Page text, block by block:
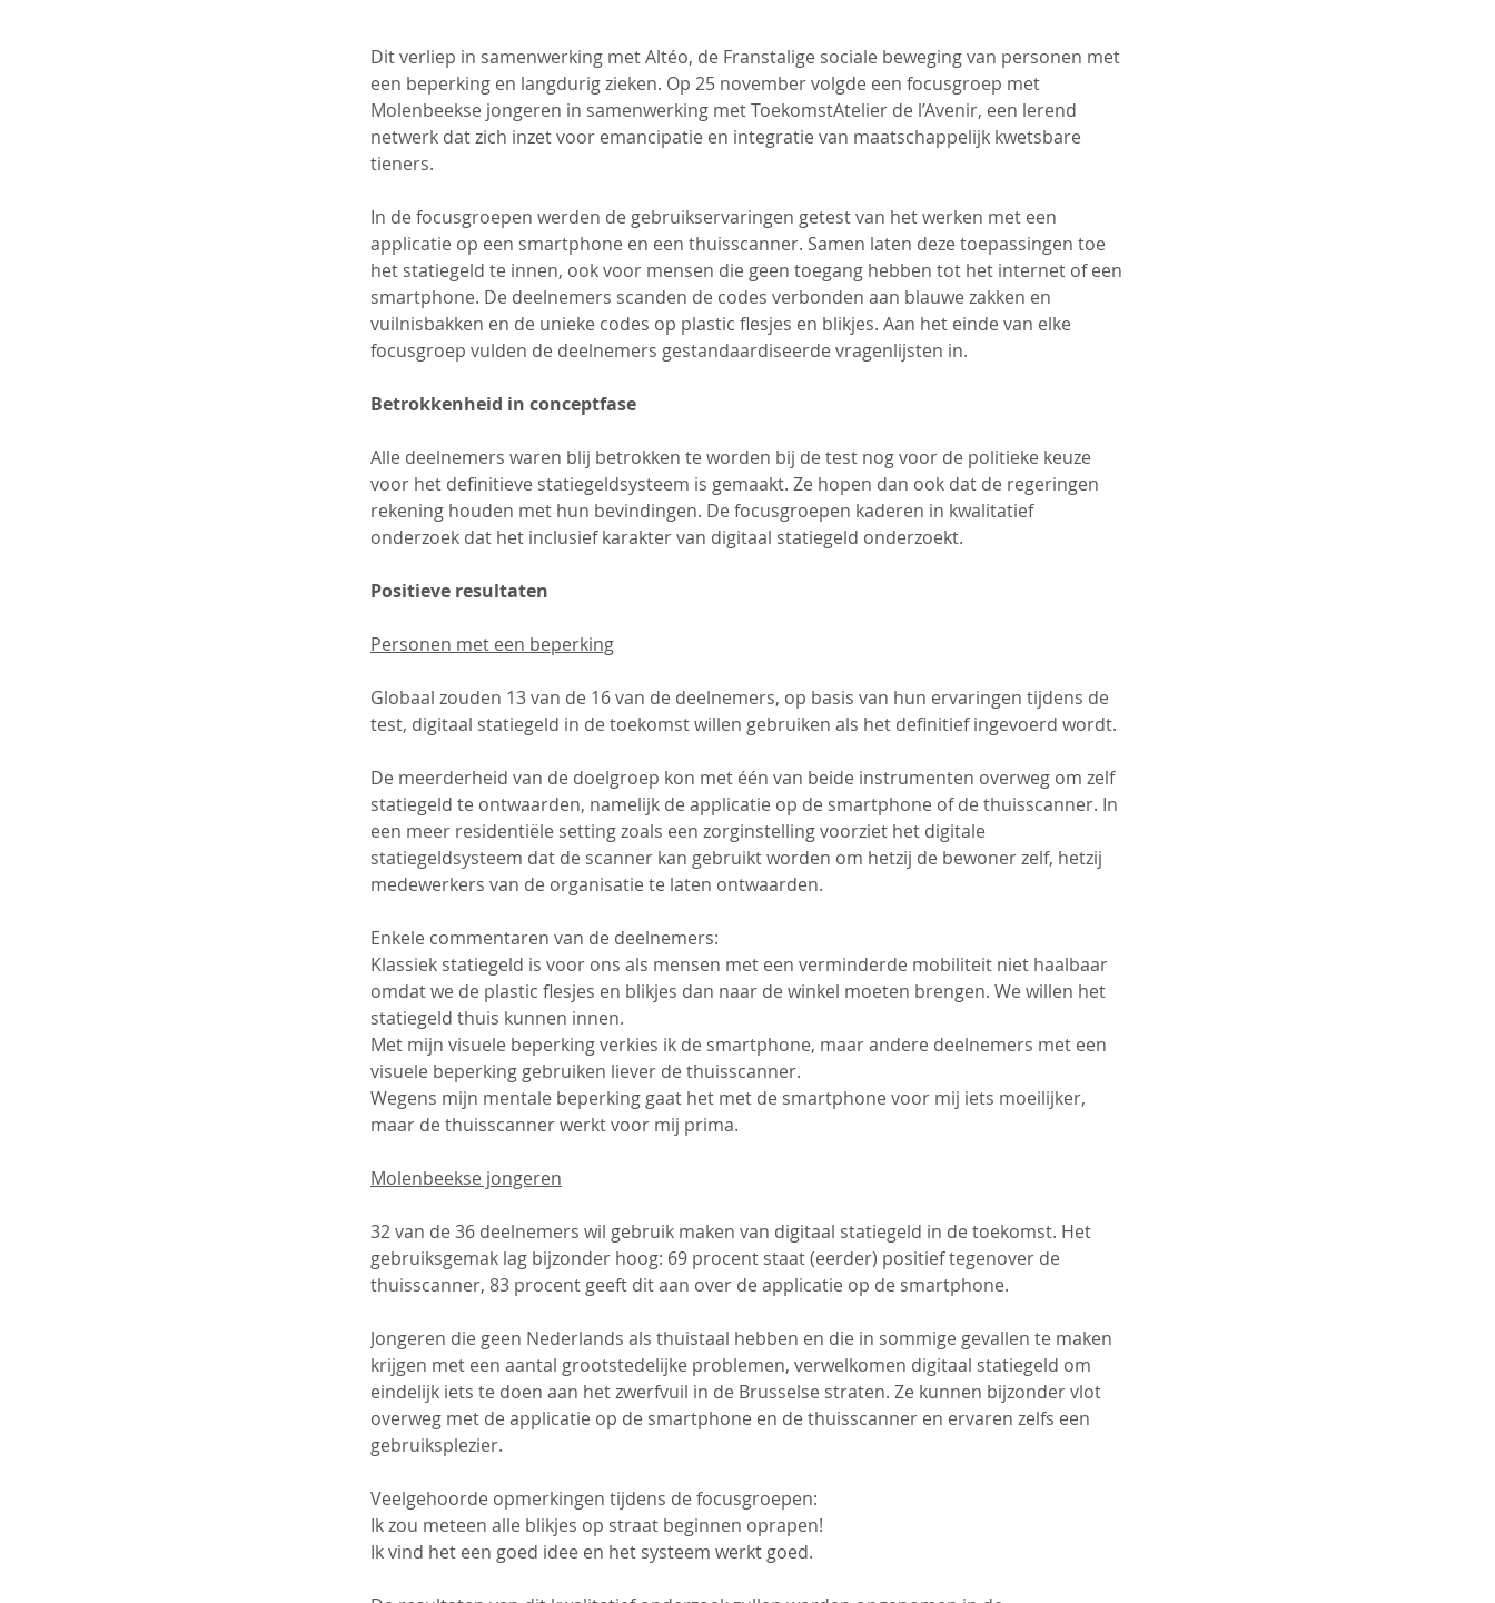
Dit verliep in samenwerking met Altéo, de Franstalige sociale beweging van personen met
een beperking en langdurig zieken. Op 25 november volgde een focusgroep met
Molenbeekse jongeren in samenwerking met ToekomstAtelier de l’Avenir, een lerend
netwerk dat zich inzet voor emancipatie en integratie van maatschappelijk kwetsbare
tieners.
In de focusgroepen werden de gebruikservaringen getest van het werken met een
applicatie op een smartphone en een thuisscanner. Samen laten deze toepassingen toe
het statiegeld te innen, ook voor mensen die geen toegang hebben tot het internet of een
smartphone. De deelnemers scanden de codes verbonden aan blauwe zakken en
vuilnisbakken en de unieke codes op plastic flesjes en blikjes. Aan het einde van elke
focusgroep vulden de deelnemers gestandaardiseerde vragenlijsten in.
Betrokkenheid in conceptfase
Alle deelnemers waren blij betrokken te worden bij de test nog voor de politieke keuze
voor het definitieve statiegeldsysteem is gemaakt. Ze hopen dan ook dat de regeringen
rekening houden met hun bevindingen. De focusgroepen kaderen in kwalitatief
onderzoek dat het inclusief karakter van digitaal statiegeld onderzoekt.
Positieve resultaten
Personen met een beperking
Globaal zouden 13 van de 16 van de deelnemers, op basis van hun ervaringen tijdens de
test, digitaal statiegeld in de toekomst willen gebruiken als het definitief ingevoerd wordt.
De meerderheid van de doelgroep kon met één van beide instrumenten overweg om zelf
statiegeld te ontwaarden, namelijk de applicatie op de smartphone of de thuisscanner. In
een meer residentiële setting zoals een zorginstelling voorziet het digitale
statiegeldsysteem dat de scanner kan gebruikt worden om hetzij de bewoner zelf, hetzij
medewerkers van de organisatie te laten ontwaarden.
Enkele commentaren van de deelnemers:
Klassiek statiegeld is voor ons als mensen met een verminderde mobiliteit niet haalbaar
omdat we de plastic flesjes en blikjes dan naar de winkel moeten brengen. We willen het
statiegeld thuis kunnen innen.
Met mijn visuele beperking verkies ik de smartphone, maar andere deelnemers met een
visuele beperking gebruiken liever de thuisscanner.
Wegens mijn mentale beperking gaat het met de smartphone voor mij iets moeilijker,
maar de thuisscanner werkt voor mij prima.
Molenbeekse jongeren
32 van de 36 deelnemers wil gebruik maken van digitaal statiegeld in de toekomst. Het
gebruiksgemak lag bijzonder hoog: 69 procent staat (eerder) positief tegenover de
thuisscanner, 83 procent geeft dit aan over de applicatie op de smartphone.
Jongeren die geen Nederlands als thuistaal hebben en die in sommige gevallen te maken
krijgen met een aantal grootstedelijke problemen, verwelkomen digitaal statiegeld om
eindelijk iets te doen aan het zwerfvuil in de Brusselse straten. Ze kunnen bijzonder vlot
overweg met de applicatie op de smartphone en de thuisscanner en ervaren zelfs een
gebruiksplezier.
Veelgehoorde opmerkingen tijdens de focusgroepen:
Ik zou meteen alle blikjes op straat beginnen oprapen!
Ik vind het een goed idee en het systeem werkt goed.